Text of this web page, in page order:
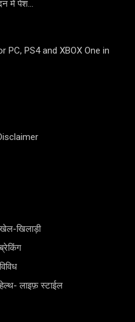
में पेश…
PC, PS4 and XBOX One in
खेल-खिलाड़ी
ब्रेकिंग
विविध
हेल्थ- लाइफ़ स्टाईल